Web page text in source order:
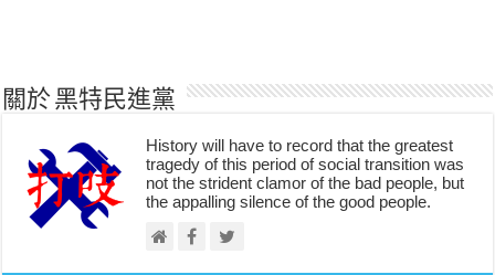
關於 黑特民進黨
History will have to record that the greatest
tragedy of this period of social transition was
not the strident clamor of the bad people, but
the appalling silence of the good people.